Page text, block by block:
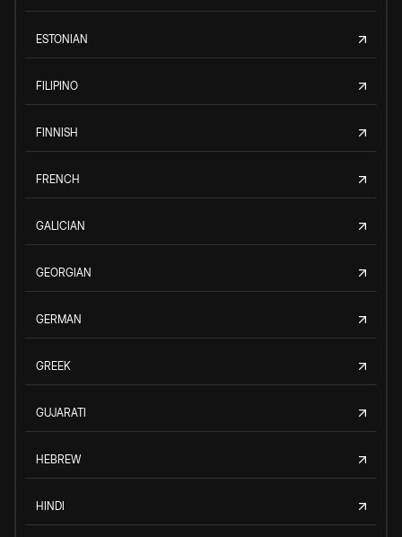
ESTONIAN
FILIPINO
FINNISH
FRENCH
GALICIAN
GEORGIAN
GERMAN
GREEK
GUJARATI
HEBREW
HINDI